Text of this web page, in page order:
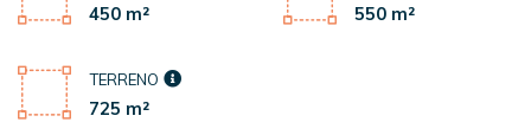
450 m² 550 m²
TERRENO
725 m²